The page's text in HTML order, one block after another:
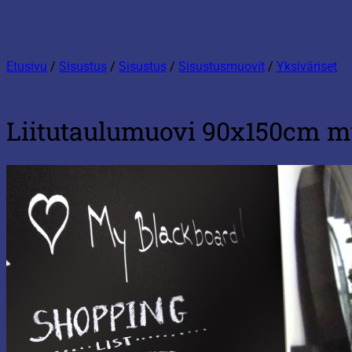
Etusivu / Sisustus / Sisustus / Sisustusmuovit / Yksiväriset
Liitutaulumuovi 90x150cm